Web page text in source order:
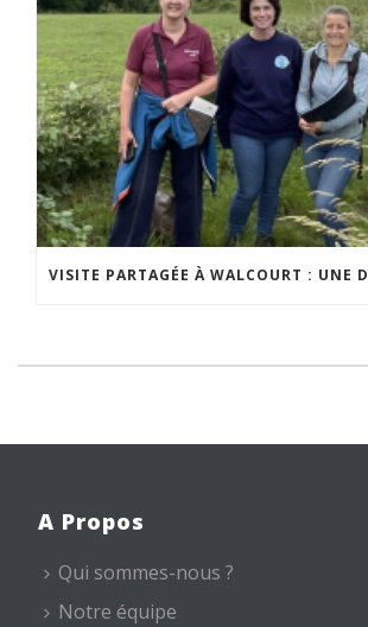
A Propos
Qui sommes-nous ?
Notre équipe